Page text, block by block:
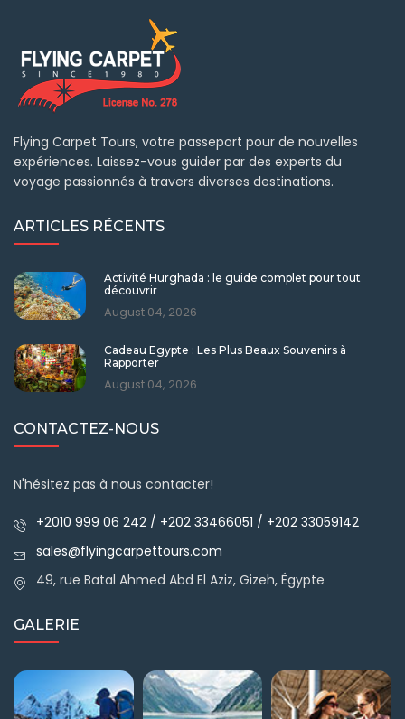
Flying Carpet Tours, votre passeport pour de nouvelles
expériences. Laissez-vous guider par des experts du
voyage passionnés à travers diverses destinations.
ARTICLES RÉCENTS
Activité Hurghada : le guide complet pour tout
découvrir
August 04, 2026
Cadeau Egypte : Les Plus Beaux Souvenirs à
Rapporter
August 04, 2026
CONTACTEZ-NOUS
N'hésitez pas à nous contacter!
+2010 999 06 242 / +202 33466051 / +202 33059142
sales@flyingcarpettours.com
49, rue Batal Ahmed Abd El Aziz, Gizeh, Égypte
GALERIE